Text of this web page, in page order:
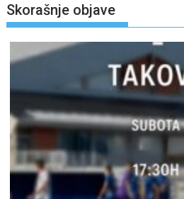
Skorašnje objave